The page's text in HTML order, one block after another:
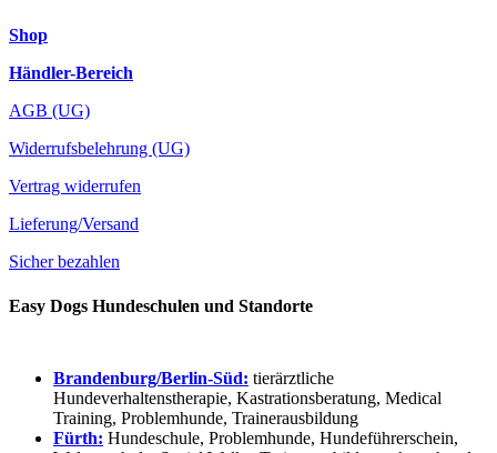
Shop
Händler-Bereich
AGB (UG)
Widerrufsbelehrung (UG)
Vertrag widerrufen
Lieferung/Versand
Sicher bezahlen
Easy Dogs Hundeschulen und Standorte
Brandenburg/Berlin-Süd: tierärztliche
Hundeverhaltenstherapie, Kastrationsberatung, Medical
Training, Problemhunde, Trainerausbildung
Fürth: Hundeschule, Problemhunde, Hundeführerschein,